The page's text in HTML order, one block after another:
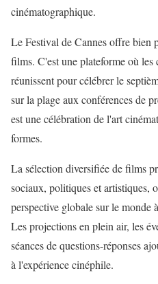
cinématographique.
Le Festival de Cannes offre bien
films. C'est une plateforme où les
réunissent pour célébrer le
sur la plage aux conférences de
est une célébration de l'art
formes.
La sélection diversifiée de films
sociaux, politiques et artistiques,
perspective globale sur le monde
Les projections en plein air, les
séances de questions-réponses
à l'expérience cinéphile.